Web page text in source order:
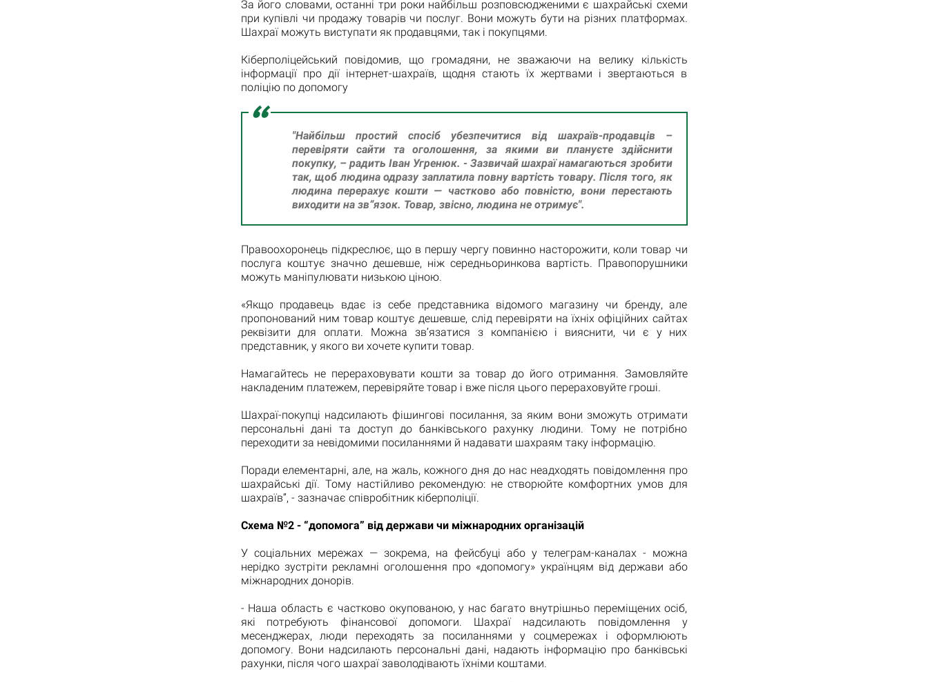
За його словами, останні три роки найбільш розповсюдженими є шахрайські схеми
при купівлі чи продажу товарів чи послуг. Вони можуть бути на різних платформах.
Шахраї можуть виступати як продавцями, так і покупцями.
Кіберполіцейський повідомив, що громадяни, не зважаючи на велику кількість
інформації про дії інтернет-шахраїв, щодня стають їх жертвами і звертаються в
поліцію по допомогу
"Найбільш простий спосіб убезпечитися від шахраїв-продавців –
перевіряти сайти та оголошення, за якими ви плануєте здійснити
покупку, – радить Іван Угренюк. - Зазвичай шахраї намагаються зробити
так, щоб людина одразу заплатила повну вартість товару. Після того, як
людина перерахує кошти — частково або повністю, вони перестають
виходити на зв“язок. Товар, звісно, людина не отримує".
Правоохоронець підкреслює, що в першу чергу повинно насторожити, коли товар чи
послуга коштує значно дешевше, ніж середньоринкова вартість. Правопорушники
можуть маніпулювати низькою ціною.
«Якщо продавець вдає із себе представника відомого магазину чи бренду, але
пропонований ним товар коштує дешевше, слід перевіряти на їхніх офіційних сайтах
реквізити для оплати. Можна зв’язатися з компанією і вияснити, чи є у них
представник, у якого ви хочете купити товар.
Намагайтесь не перераховувати кошти за товар до його отримання. Замовляйте
накладеним платежем, перевіряйте товар і вже після цього перераховуйте гроші.
Шахраї-покупці надсилають фішингові посилання, за яким вони зможуть отримати
персональні дані та доступ до банківського рахунку людини. Тому не потрібно
переходити за невідомими посиланнями й надавати шахраям таку інформацію.
Поради елементарні, але, на жаль, кожного дня до нас неадходять повідомлення про
шахрайські дії. Тому настійливо рекомендую: не створюйте комфортних умов для
шахраїв”, - зазначає співробітник кіберполіції.
Схема №2 - “допомога” від держави чи міжнародних організацій
У соціальних мережах — зокрема, на фейсбуці або у телеграм-каналах - можна
нерідко зустріти рекламні оголошення про «допомогу» українцям від держави або
міжнародних донорів.
- Наша область є частково окупованою, у нас багато внутрішньо переміщених осіб,
які потребують фінансової допомоги. Шахраї надсилають повідомлення у
месенджерах, люди переходять за посиланнями у соцмережах і оформлюють
допомогу. Вони надсилають персональні дані, надають інформацію про банківські
рахунки, після чого шахраї заволодівають їхніми коштами.